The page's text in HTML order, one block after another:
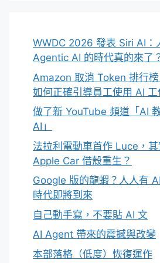
WWDC 2026 發表 Siri AI：
Agentic AI 的時代真的來了
Amazon 取消 Token 排行
如何正確引導員工使用 AI 工
做了新 YouTube 頻道「AI
AI」
法拉利電動車首作 Luce，其
Apple Car 借殼重生？
Google 版的龍蝦？人人有
時代即將到來
自己動手寫，不要貼 AI 文
AI Agent 帶來的震撼與改變
本部落格（低度）恢復運作